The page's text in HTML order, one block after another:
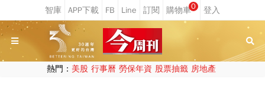
0
熱門： 美股 行事曆 勞保年資 股票抽籤 房地產